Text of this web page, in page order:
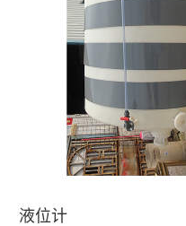
液位计